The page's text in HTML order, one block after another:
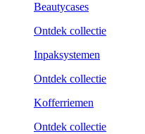
Beautycases
Ontdek collectie
Inpaksystemen
Ontdek collectie
Kofferriemen
Ontdek collectie